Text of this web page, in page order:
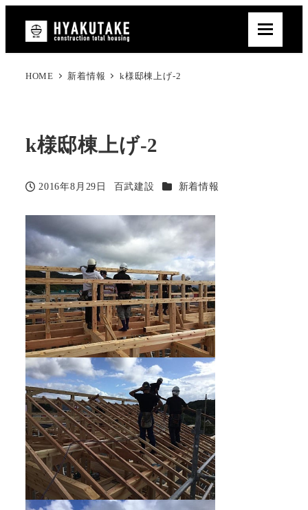
HOME 新着情報 k様邸棟上げ-2
k様邸棟上げ-2
投稿日
2016年8月29日
著
百武建設 カテゴリー
新着情報